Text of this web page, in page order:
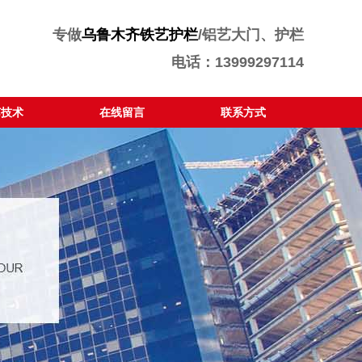
专做乌鲁木齐铁艺护栏/铝艺大门、护栏
电话：13999297114
术 在线留言 联系方式